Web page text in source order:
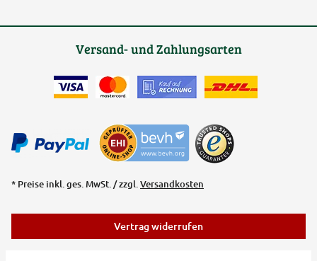
Versand- und Zahlungsarten
* Preise inkl. ges. MwSt. / zzgl.Versandkosten
Vertrag widerrufen